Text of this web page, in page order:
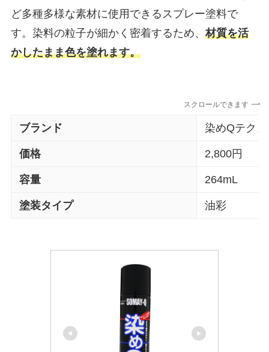
ど多種多様な素材に使用できるスプレー塗料で
す。 染料の粒子が細かく密着するため、材質を活
かしたまま色を塗れます。
スクロールできます
ブランド 染めQテク
価格 2,800円
容量 264mL
塗装タイプ 油彩